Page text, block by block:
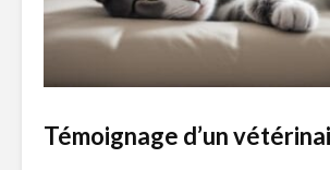
Témoignage d’un